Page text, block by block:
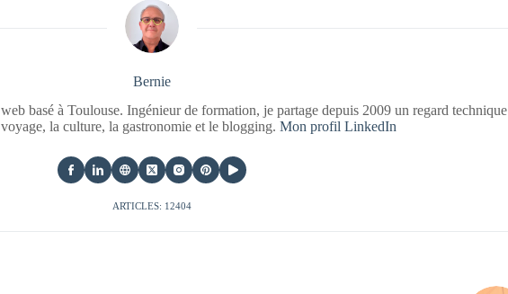
Bernie
basé à Toulouse. Ingénieur de formation, je partage depuis 2009 un regard technique
la culture, la gastronomie et le blogging.Mon profil LinkedIn
ARTICLES: 12404